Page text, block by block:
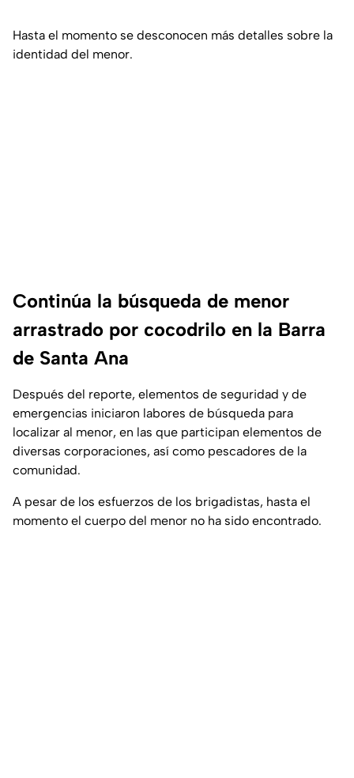
Hasta el momento se desconocen más detalles sobre la
identidad del menor.
Continúa la búsqueda de menor
arrastrado por cocodrilo en la Barra
de Santa Ana
Después del reporte, elementos de seguridad y de
emergencias iniciaron labores de búsqueda para
localizar al menor, en las que participan elementos de
diversas corporaciones, así como pescadores de la
comunidad.
A pesar de los esfuerzos de los brigadistas, hasta el
momento el cuerpo del menor no ha sido encontrado.